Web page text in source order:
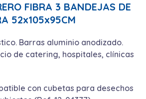
FIBRA 3 BANDEJAS DE
52x105x95CM
Barras aluminio anodizado.
de catering, hospitales, clínicas
con cubetas para desechos